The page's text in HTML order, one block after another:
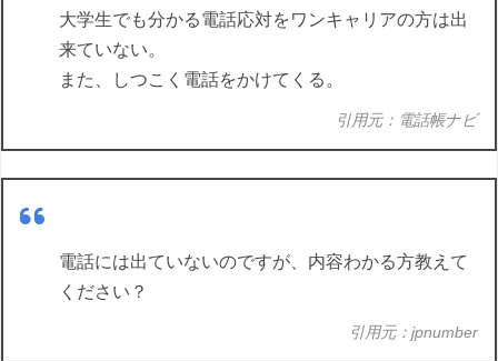
大学生でも分かる電話応対をワンキャリアの方は出
来ていない。
また、しつこく電話をかけてくる。
引用元：電話帳ナビ
電話には出ていないのですが、内容わかる方教えて
ください？
引用元：jpnumber